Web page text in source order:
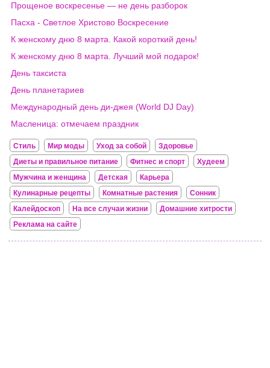
Прощеное воскресенье — не день разборок
Пасха - Светлое Христово Воскресение
К женскому дню 8 марта. Какой короткий день!
К женскому дню 8 марта. Лучший мой подарок!
День таксиста
День планетариев
Международный день ди-джея (World DJ Day)
Масленица: отмечаем праздник
Стиль Мир моды Уход за собой
Здоровье
Диеты и правильное питание
Фитнес и спорт
Худеем
Мужчина и женщина
Детская
Карьера
Кулинарные рецепты
Комнатные растения
Сонник
Калейдоскоп
На все случаи жизни
Домашние хитрости
Реклама на сайте